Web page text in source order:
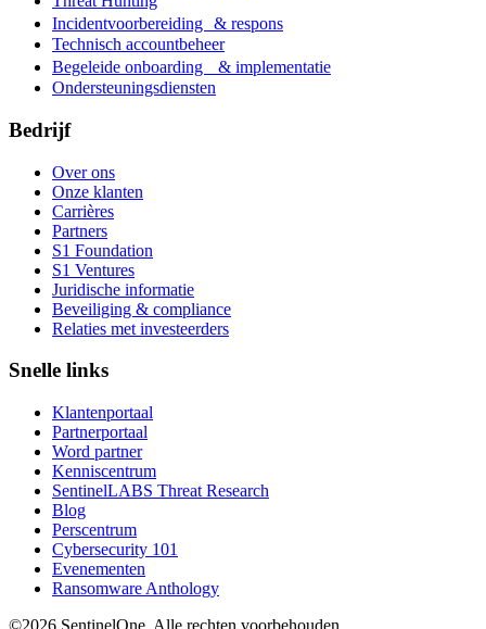
Incidentvoorbereiding & respons
Technisch accountbeheer
Begeleide onboarding & implementatie
Ondersteuningsdiensten
Bedrijf
Over ons
Onze klanten
Carrières
Partners
S1 Foundation
S1 Ventures
Juridische informatie
Beveiliging & compliance
Relaties met investeerders
Snelle links
Klantenportaal
Partnerportaal
Word partner
Kenniscentrum
SentinelLABS Threat Research
Blog
Perscentrum
Cybersecurity 101
Evenementen
Ransomware Anthology